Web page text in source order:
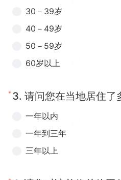
30－39岁
40－49岁
50－59岁
60岁以上
* 3. 请问您在当地居住了
一年以内
一年到三年
三年以上